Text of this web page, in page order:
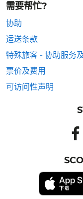
需要帮忙?
协助
运送条款
特殊旅客 - 协助服务
票价及费用
可访问性声明